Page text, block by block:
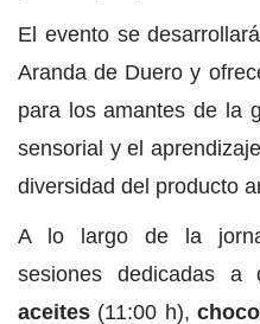
El evento se
Aranda de Duero y
para los amantes de la
sensorial y el
diversidad del producto
A lo largo de la
sesiones dedicadas a
aceites (11:00 h),